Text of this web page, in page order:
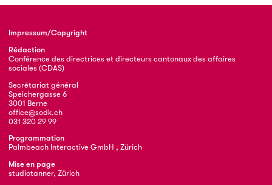
Impressum/Copyright
Rédaction
Conférence des directrices et directeurs cantonaux des affaires
sociales (CDAS)
Secrétariat général
Speichergasse 6
3001 Berne
office@sodk.ch
031 320 29 99
Programmation
Palmbeach Interactive GmbH , Zürich
Mise en page
studiotanner, Zürich